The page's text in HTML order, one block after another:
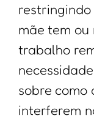
mãe tem
trabalho
sobre
interferem